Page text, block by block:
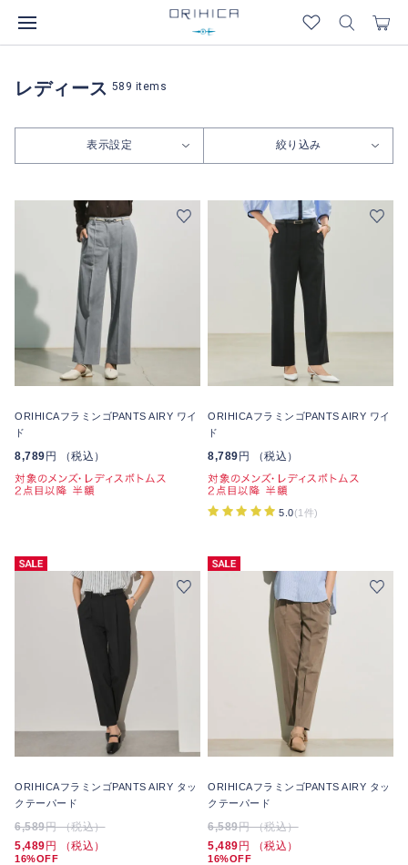
レディース 589 items
表示設定 絞り込み
ORIHICAフラミンゴPANTS AIRY ワイ
ド
8,789円 （税込）
ORIHICAフラミンゴPANTS AIRY ワイ
ド
8,789円 （税込）
5.0(1件)
ORIHICAフラミンゴPANTS AIRY タッ
クテーパード
6,589円 （税込）
5,489円 （税込）
16%OFF
ORIHICAフラミンゴPANTS AIRY タッ
クテーパード
6,589円 （税込）
5,489円 （税込）
16%OFF